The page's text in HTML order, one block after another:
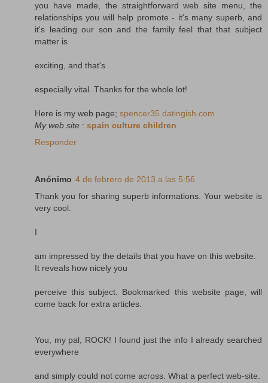
you have made, the straightforward web site menu, the
relationships you will help promote - it's many superb, and
it's leading our son and the family feel that that subject
matter is
exciting, and that's
especially vital. Thanks for the whole lot!
Here is my web page; spencer35.datingish.com
My web site : spain culture children
Responder
Anónimo 4 de febrero de 2013 a las 5:56
Thank you for sharing superb informations. Your website is
very cool.
I
am impressed by the details that you have on this website.
It reveals how nicely you
perceive this subject. Bookmarked this website page, will
come back for extra articles.
You, my pal, ROCK! I found just the info I already searched
everywhere
and simply could not come across. What a perfect web-site.